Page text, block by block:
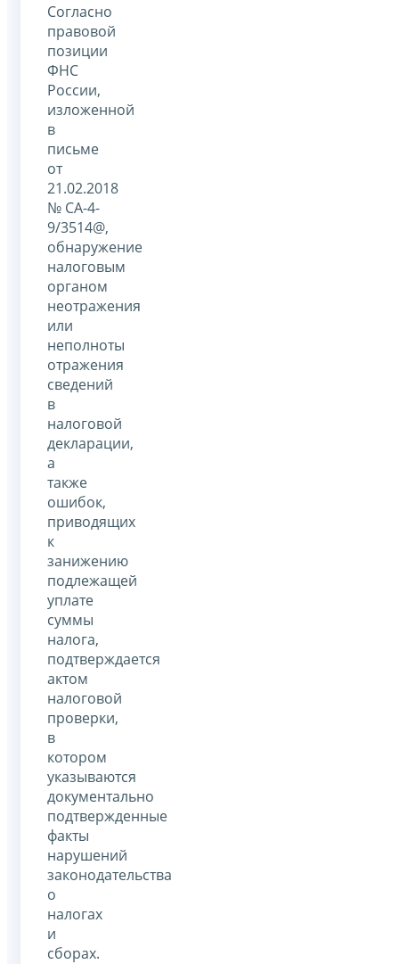
Согласно
правовой
позиции
ФНС
России,
изложенной
в
письме
от
21.02.2018
№ СА-4-
9/3514@,
обнаружение
налоговым
органом
неотражения
или
неполноты
отражения
сведений
в
налоговой
декларации,
а
также
ошибок,
приводящих
к
занижению
подлежащей
уплате
суммы
налога,
подтверждается
актом
налоговой
проверки,
в
котором
указываются
документально
подтвержденные
факты
нарушений
законодательства
о
налогах
и
сборах.